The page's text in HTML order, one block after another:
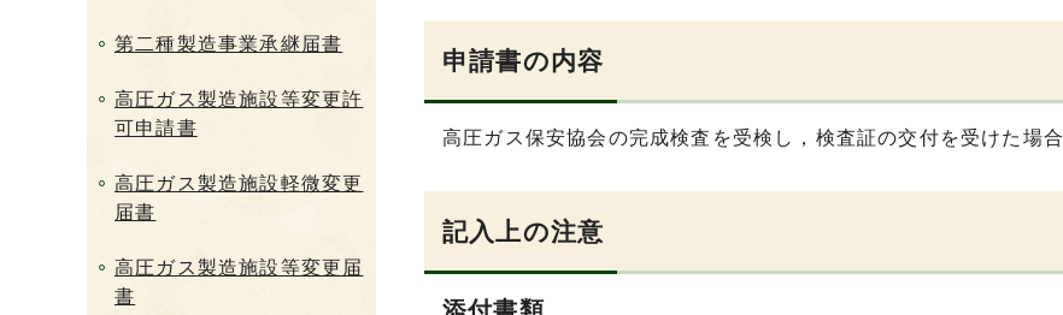
申請書の内容
高圧ガス保安協会の完成検査を受検し，検査証の交付を受けた場合
記入上の注意
第二種製造事業承継届書
高圧ガス製造施設等変更許
可申請書
高圧ガス製造施設軽微変更
届書
高圧ガス製造施設等変更届
書